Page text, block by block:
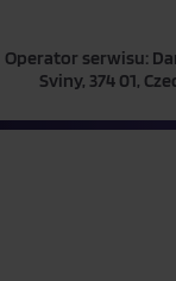
Operator serwisu:
Sviny, 374 01,